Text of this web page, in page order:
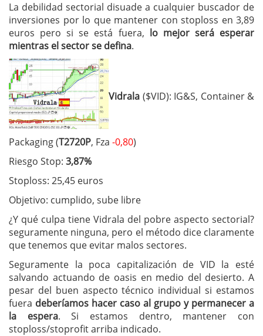
La debilidad sectorial disuade a cualquier buscador de
inversiones por lo que mantener con stoploss en 3,89
euros pero si se está fuera, lo mejor será esperar
mientras el sector se defina.
Vidrala ($VID): IG&S, Container &
Packaging (T2720P, Fza -0,80)
Riesgo Stop: 3,87%
Stoploss: 25,45 euros
Objetivo: cumplido, sube libre
¿Y qué culpa tiene Vidrala del pobre aspecto sectorial?
seguramente ninguna, pero el método dice claramente
que tenemos que evitar malos sectores.
Seguramente la poca capitalización de VID la esté
salvando actuando de oasis en medio del desierto. A
pesar del buen aspecto técnico individual si estamos
fuera deberíamos hacer caso al grupo y permanecer a
la espera. Si estamos dentro, mantener con
stoploss/stoprofit arriba indicado.